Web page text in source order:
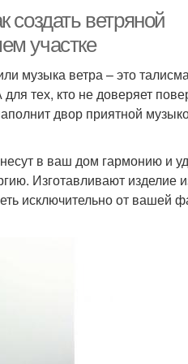
создать ветряной
участке
музыка ветра – это
тех, кто не доверяет
двор приятной
в ваш дом гармонию и
Изготавливают изделие
исключительно от вашей